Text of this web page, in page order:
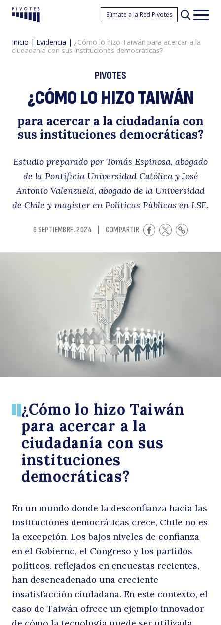
lo
Pivotes Súmate a la Red Pivotes
Inicio | Evidencia | ¿Cómo lo hizo Taiwán para acercar a la
ciudadanía con sus instituciones democráticas?
PIVOTES
¿CÓMO LO HIZO TAIWÁN
para acercar a la ciudadanía con
sus instituciones democráticas?
Estudio preparado por Tomás Espinosa, abogado
de la Pontificia Universidad Católica y José
Antonio Valenzuela, abogado de la Universidad
de Chile y magíster en Políticas Públicas en LSE.
6 SEPTIEMBRE, 2024 COMPARTIR
¿Cómo lo hizo Taiwán
para acercar a la
ciudadanía con sus
instituciones
democráticas?
En un mundo donde la desconfianza hacia las
instituciones democráticas crece, Chile no es
la excepción. Los bajos niveles de confianza
en el Gobierno, el Congreso y los partidos
políticos, reflejados en encuestas recientes,
han desencadenado una creciente
insatisfacción ciudadana. En este contexto, el
caso de Taiwán ofrece un ejemplo innovador